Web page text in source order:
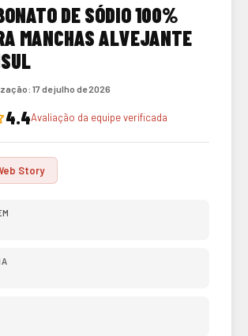
DE SÓDIO 100%
MANCHAS ALVEJANTE
17 de julho de 2026
4.4Avaliação da equipe verificada
Story